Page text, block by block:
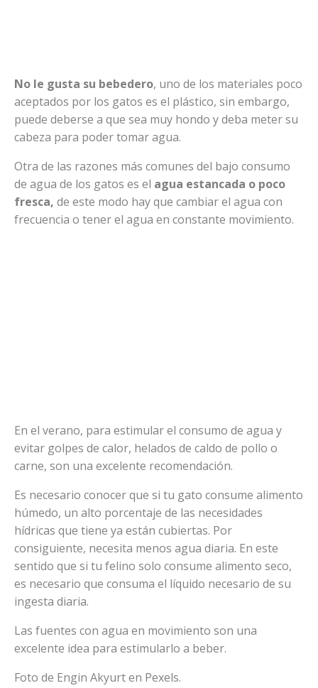
No le gusta su bebedero, uno de los materiales poco
aceptados por los gatos es el plástico, sin embargo,
puede deberse a que sea muy hondo y deba meter su
cabeza para poder tomar agua.
Otra de las razones más comunes del bajo consumo
de agua de los gatos es el agua estancada o poco
fresca, de este modo hay que cambiar el agua con
frecuencia o tener el agua en constante movimiento.
En el verano, para estimular el consumo de agua y
evitar golpes de calor, helados de caldo de pollo o
carne, son una excelente recomendación.
Es necesario conocer que si tu gato consume alimento
húmedo, un alto porcentaje de las necesidades
hídricas que tiene ya están cubiertas. Por
consiguiente, necesita menos agua diaria. En este
sentido que si tu felino solo consume alimento seco,
es necesario que consuma el líquido necesario de su
ingesta diaria.
Las fuentes con agua en movimiento son una
excelente idea para estimularlo a beber.
Foto de Engin Akyurt en Pexels.